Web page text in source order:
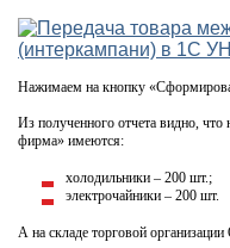
Нажимаем на кнопку
Из полученного отчета видно,
фирма» имеются:
холодильники – 200 шт.;
электрочайники – 200 шт.
А на складе торговой